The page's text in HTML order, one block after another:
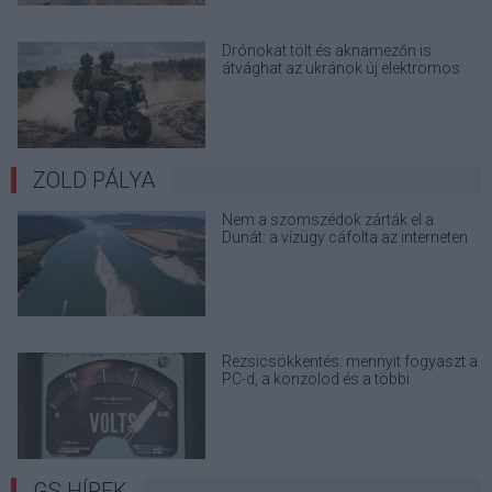
Drónokat tölt és aknamezőn is
átvághat az ukránok új elektromos
ZÖLD PÁLYA
Nem a szomszédok zárták el a
Dunát: a vízügy cáfolta az interneten
Rezsicsökkentés: mennyit fogyaszt a
PC-d, a konzolod és a többi